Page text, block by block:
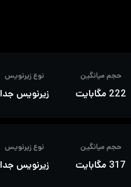
حجم میانگین
222 مگابایت
نوع زیرنویس
زیرنویس جدا
حجم میانگین
317 مگابایت
نوع زیرنویس
زیرنویس جدا